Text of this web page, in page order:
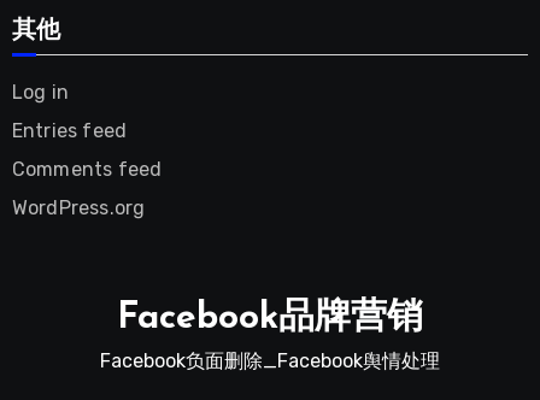
其他
Log in
Entries feed
Comments feed
WordPress.org
Facebook品牌营销
Facebook负面删除_Facebook舆情处理